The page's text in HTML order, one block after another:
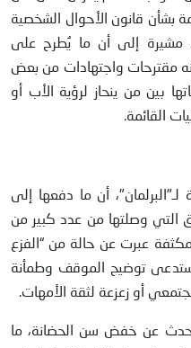
قانون الأحوال الشخصية
مشيرة إلى أن ما يُطرح على
مقترحات واجتهادات من بعض
بين من ينحاز لرؤية الأب أو
القائمة.
أن ما دفعها إلى
التي وصلتها من عدد كبير من
مكثفة عبرت عن حالة من “الفزع
توضيح الموقف وطمأنة
أو زعزعة لثقة الأمهات.
عن خفض سن الحضانة، ما